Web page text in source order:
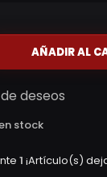
AÑADIR AL
deseos
stock
1 ¡Artículo(s)